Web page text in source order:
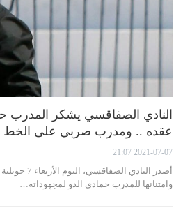
النادي الصفاقسي يشكر المدرب
عقده .. ومدرب صربي على الخط
2021-07-07 21:07
وامتنانها للمدرب حمادي الدو لمجهوداته…